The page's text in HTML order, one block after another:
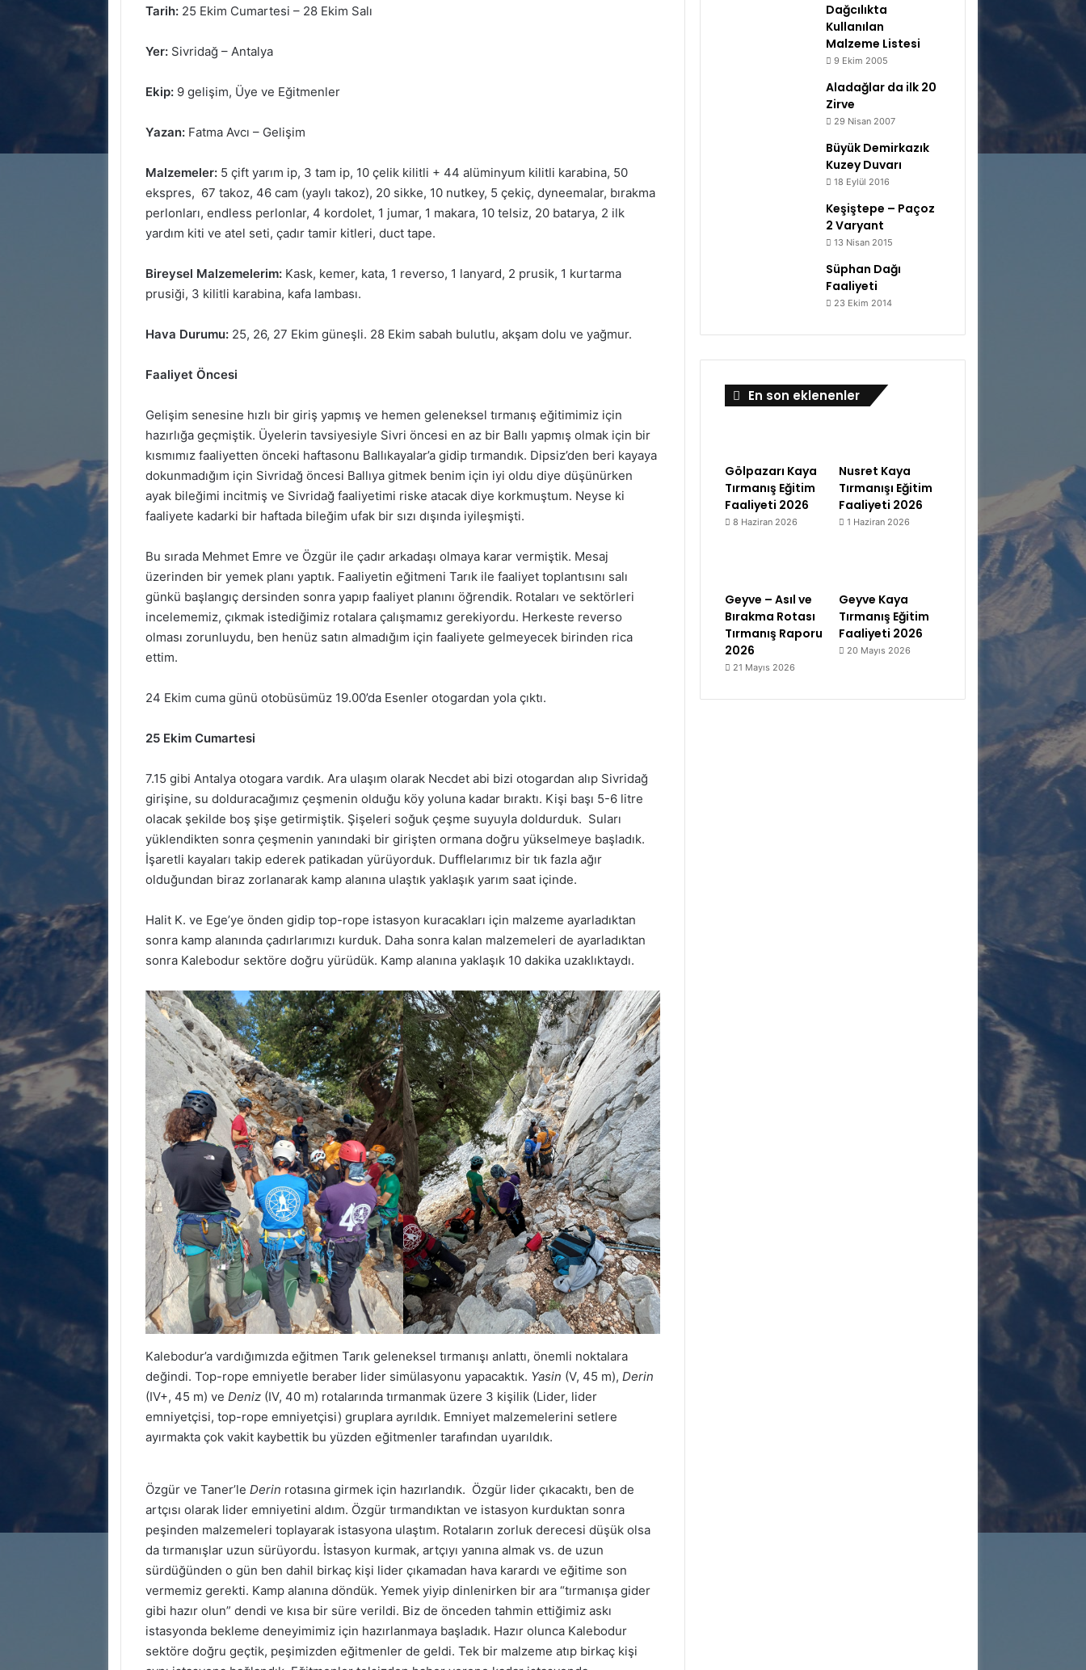
Tarih: 25 Ekim Cumartesi – 28 Ekim Salı
Yer: Sivridağ – Antalya
Ekip: 9 gelişim, Üye ve Eğitmenler
Yazan: Fatma Avcı – Gelişim
Malzemeler: 5 çift yarım ip, 3 tam ip, 10 çelik kilitli + 44 alüminyum kilitli karabina, 50
ekspres, 67 takoz, 46 cam (yaylı takoz), 20 sikke, 10 nutkey, 5 çekiç, dyneemalar, bırakma
perlonları, endless perlonlar, 4 kordolet, 1 jumar, 1 makara, 10 telsiz, 20 batarya, 2 ilk
yardım kiti ve atel seti, çadır tamir kitleri, duct tape.
Bireysel Malzemelerim: Kask, kemer, kata, 1 reverso, 1 lanyard, 2 prusik, 1 kurtarma
prusiği, 3 kilitli karabina, kafa lambası.
Hava Durumu: 25, 26, 27 Ekim güneşli. 28 Ekim sabah bulutlu, akşam dolu ve yağmur.
Faaliyet Öncesi
Gelişim senesine hızlı bir giriş yapmış ve hemen geleneksel tırmanış eğitimimiz için
hazırlığa geçmiştik. Üyelerin tavsiyesiyle Sivri öncesi en az bir Ballı yapmış olmak için bir
kısmımız faaliyetten önceki haftasonu Ballıkayalar’a gidip tırmandık. Dipsiz’den beri kayaya
dokunmadığım için Sivridağ öncesi Ballıya gitmek benim için iyi oldu diye düşünürken
ayak bileğimi incitmiş ve Sivridağ faaliyetimi riske atacak diye korkmuştum. Neyse ki
faaliyete kadarki bir haftada bileğim ufak bir sızı dışında iyileşmişti.
Bu sırada Mehmet Emre ve Özgür ile çadır arkadaşı olmaya karar vermiştik. Mesaj
üzerinden bir yemek planı yaptık. Faaliyetin eğitmeni Tarık ile faaliyet toplantısını salı
günkü başlangıç dersinden sonra yapıp faaliyet planını öğrendik. Rotaları ve sektörleri
incelememiz, çıkmak istediğimiz rotalara çalışmamız gerekiyordu. Herkeste reverso
olması zorunluydu, ben henüz satın almadığım için faaliyete gelmeyecek birinden rica
ettim.
24 Ekim cuma günü otobüsümüz 19.00’da Esenler otogardan yola çıktı.
25 Ekim Cumartesi
7.15 gibi Antalya otogara vardık. Ara ulaşım olarak Necdet abi bizi otogardan alıp Sivridağ
girişine, su dolduracağımız çeşmenin olduğu köy yoluna kadar bıraktı. Kişi başı 5-6 litre
olacak şekilde boş şişe getirmiştik. Şişeleri soğuk çeşme suyuyla doldurduk. Suları
yüklendikten sonra çeşmenin yanındaki bir girişten ormana doğru yükselmeye başladık.
İşaretli kayaları takip ederek patikadan yürüyorduk. Dufflelarımız bir tık fazla ağır
olduğundan biraz zorlanarak kamp alanına ulaştık yaklaşık yarım saat içinde.
Halit K. ve Ege’ye önden gidip top-rope istasyon kuracakları için malzeme ayarladıktan
sonra kamp alanında çadırlarımızı kurduk. Daha sonra kalan malzemeleri de ayarladıktan
sonra Kalebodur sektöre doğru yürüdük. Kamp alanına yaklaşık 10 dakika uzaklıktaydı.
Kalebodur’a vardığımızda eğitmen Tarık geleneksel tırmanışı anlattı, önemli noktalara
değindi. Top-rope emniyetle beraber lider simülasyonu yapacaktık. Yasin (V, 45 m),Derin
(IV+, 45 m) veDeniz (IV, 40 m) rotalarında tırmanmak üzere 3 kişilik (Lider, lider
emniyetçisi, top-rope emniyetçisi) gruplara ayrıldık. Emniyet malzemelerini setlere
ayırmakta çok vakit kaybettik bu yüzden eğitmenler tarafından uyarıldık.
Özgür ve Taner’leDerin rotasına girmek için hazırlandık. Özgür lider çıkacaktı, ben de
artçısı olarak lider emniyetini aldım. Özgür tırmandıktan ve istasyon kurduktan sonra
peşinden malzemeleri toplayarak istasyona ulaştım. Rotaların zorluk derecesi düşük olsa
da tırmanışlar uzun sürüyordu. İstasyon kurmak, artçıyı yanına almak vs. de uzun
sürdüğünden o gün ben dahil birkaç kişi lider çıkamadan hava karardı ve eğitime son
vermemiz gerekti. Kamp alanına döndük. Yemek yiyip dinlenirken bir ara “tırmanışa gider
gibi hazır olun” dendi ve kısa bir süre verildi. Biz de önceden tahmin ettiğimiz askı
istasyonda bekleme deneyimimiz için hazırlanmaya başladık. Hazır olunca Kalebodur
sektöre doğru geçtik, peşimizden eğitmenler de geldi. Tek bir malzeme atıp birkaç kişi
Dağcılıkta
Kullanılan
Malzeme Listesi
9 Ekim 2005
Aladağlar da ilk 20
Zirve
29 Nisan 2007
Büyük Demirkazık
Kuzey Duvarı
18 Eylül 2016
Keşiştepe – Paçoz
2 Varyant
13 Nisan 2015
Süphan Dağı
Faaliyeti
23 Ekim 2014
En son eklenenler
Gölpazarı Kaya
Tırmanış Eğitim
Faaliyeti 2026
8 Haziran 2026
Nusret Kaya
Tırmanışı Eğitim
Faaliyeti 2026
1 Haziran 2026
Geyve – Asıl ve
Bırakma Rotası
Tırmanış Raporu
2026
21 Mayıs 2026
Geyve Kaya
Tırmanış Eğitim
Faaliyeti 2026
20 Mayıs 2026